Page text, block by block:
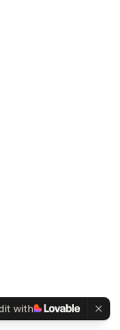
with